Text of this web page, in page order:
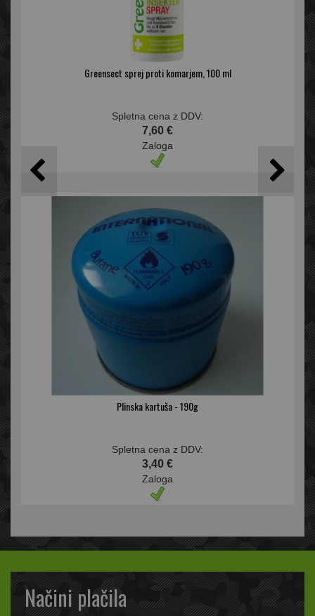
Greensect sprej proti komarjem, 100 ml
Spletna cena z DDV:
7,60 €
Zaloga
Plinska kartuša - 190g
Spletna cena z DDV:
3,40 €
Zaloga
Načini plačila